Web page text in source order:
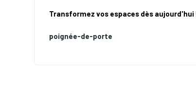
Transformez vos espaces dès
poignée-de-porte